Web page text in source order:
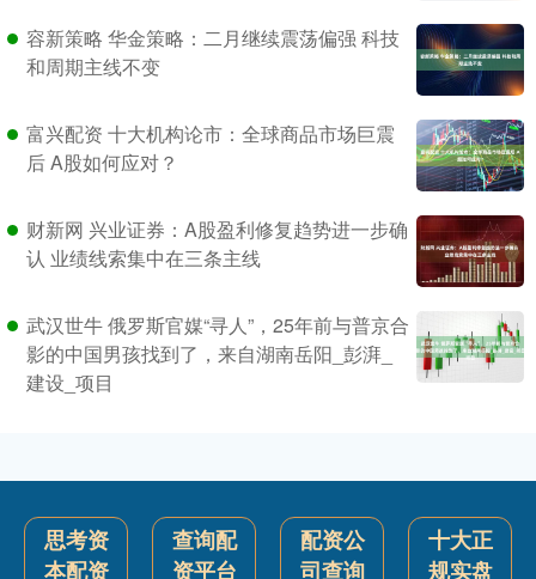
容新策略 华金策略：二月继续震荡偏强 科技
和周期主线不变
富兴配资 十大机构论市：全球商品市场巨震
后 A股如何应对？
财新网 兴业证券：A股盈利修复趋势进一步确
认 业绩线索集中在三条主线
武汉世牛 俄罗斯官媒“寻人”，25年前与普京合
影的中国男孩找到了，来自湖南岳阳_彭湃_
建设_项目
思考资
本配资
查询配
资平台
配资公
司查询
十大正
规实盘